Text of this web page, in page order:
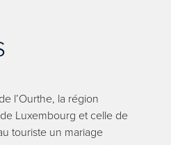
l’Ourthe, la région
Luxembourg et celle de
touriste un mariage